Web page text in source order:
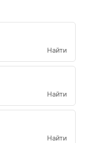
Найти
Найти
Найти